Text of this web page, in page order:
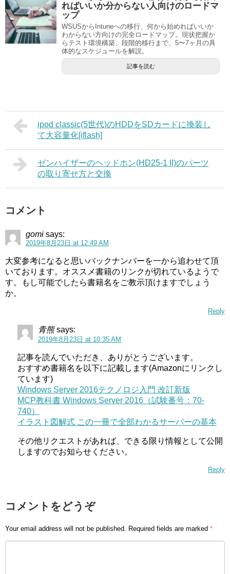
ればいいか分からない人向けのロードマ
ップ
WSUSからIntuneへの移行、何から始めればいいか
わからない方向けの完全ロードマップ。現状把握か
らテスト環境構築、段階的移行まで、5〜7ヶ月の具
体的なスケジュールを解説。
記事を読む
ipod classic(5世代)のHDDをSDカードに換装し
て大容量化[iflash]
ゼンハイザーのヘッドホン(HD25-1 II)のパーツ
の取り寄せ方と交換
コメント
gomi says:
2019年8月23日 at 12:49 AM
大変参考になると思いバックナンバーを一から追わせて頂
いております。オススメ書籍のリンクが切れているようで
す。もし可能でしたら書籍名をご教示頂けますでしょう
か。
Reply
青熊 says:
2019年8月23日 at 10:35 AM
記事を読んでいただき、ありがとうございます。
おすすめ書籍名を以下に記載します(Amazonにリンクし
ています)
Windows Server 2016テクノロジ入門 改訂新版
MCP教科書 Windows Server 2016（試験番号：70-
740）
イラスト図解式 この一冊で全部わかるサーバーの基本
その他リクエストがあれば、できる限り情報として公開
しますのでお知らせください。
Reply
コメントをどうぞ
Your email address will not be published. Required fields are marked *